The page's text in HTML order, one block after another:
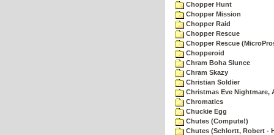
Chopper Hunt
Chopper Mission
Chopper Raid
Chopper Rescue
Chopper Rescue
Chopperoid
Chram Boha Slunce
Chram Skazy
Christian Soldier
Christmas Eve Nightmare,
Chromatics
Chuckie Egg
Chutes (Compute!)
Chutes (Schlortt, Robert -